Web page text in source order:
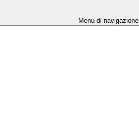
Menu di navigazione